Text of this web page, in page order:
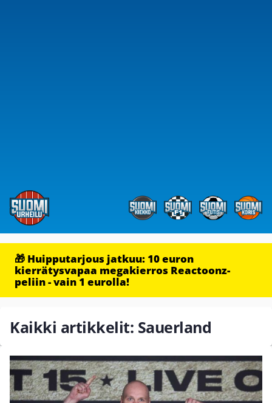
🎁 Huipputarjous jatkuu: 10 euron
kierrätysvapaa megakierros Reactoonz-
peliin - vain 1 eurolla!
Kaikki artikkelit: Sauerland